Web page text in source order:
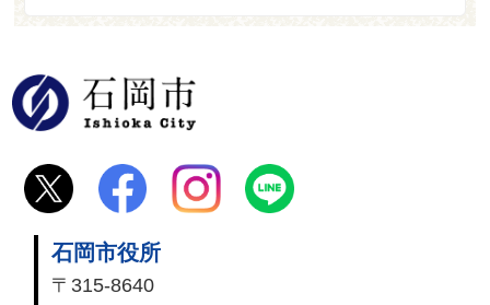
石岡市役所
〒315-8640